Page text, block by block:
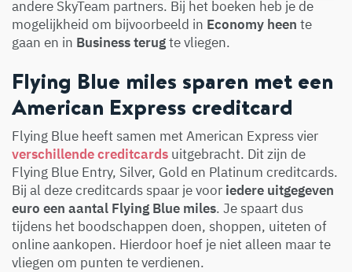
andere SkyTeam partners. Bij het boeken heb je de
mogelijkheid om bijvoorbeeld in Economy heen te
gaan en in Business terugte vliegen.
Flying Blue miles sparen met een
American Express creditcard
Flying Blue heeft samen met American Express vier
verschillende creditcards uitgebracht. Dit zijn de
Flying Blue Entry, Silver, Gold en Platinum creditcards.
Bij al deze creditcards spaar je voor iedere uitgegeven
euro een aantal Flying Blue miles. Je spaart dus
tijdens het boodschappen doen, shoppen, uiteten of
online aankopen. Hierdoor hoef je niet alleen maar te
vliegen om punten te verdienen.